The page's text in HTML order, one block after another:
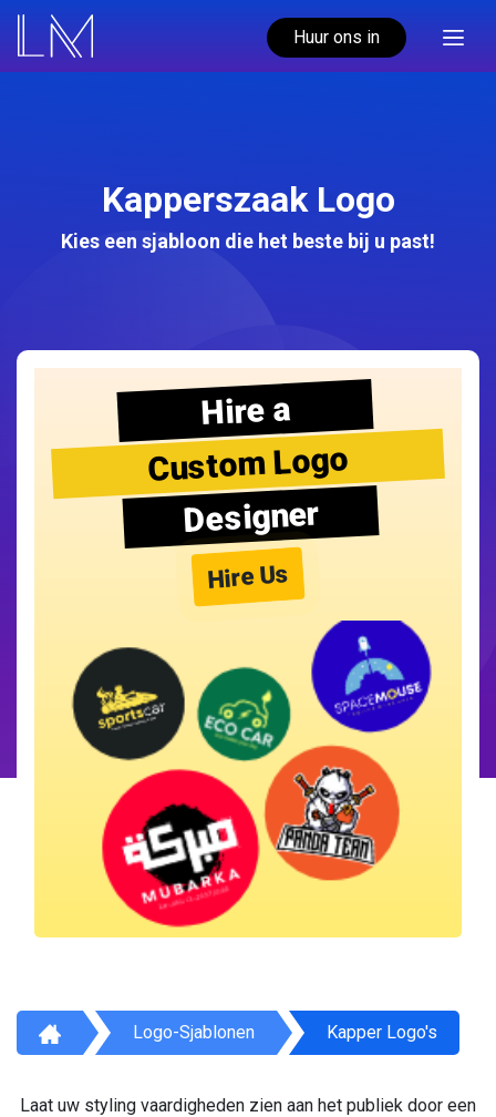
Huur ons in
Kapperszaak Logo
Kies een sjabloon die het beste bij u past!
Hire a
Custom Logo
Designer
Hire Us
Logo-Sjablonen Kapper Logo's
Laat uw styling vaardigheden zien aan het publiek door een